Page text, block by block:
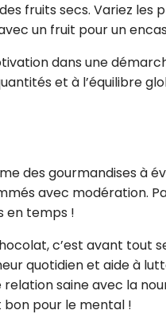
fruits secs. Variez les
un fruit pour un
dans une
et à l’équilibre
des gourmandises à
avec modération.
en temps !
c’est avant tout
quotidien et aide à
saine avec la
pour le mental !